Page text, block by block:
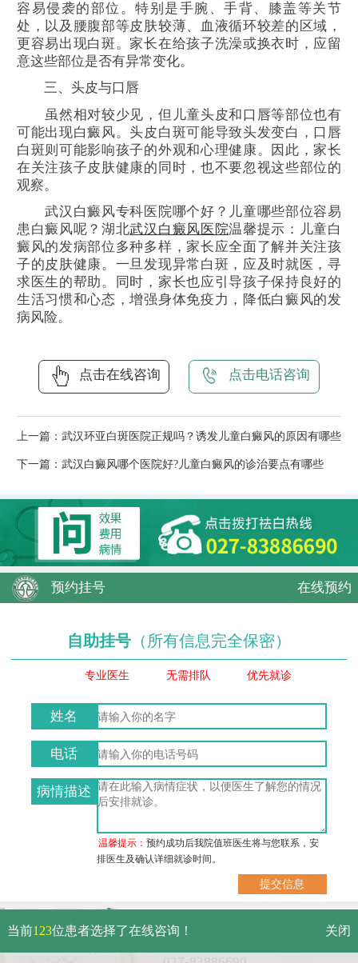
容易侵袭的部位。特别是手腕、手背、膝盖等关节
处，以及腰腹部等皮肤较薄、血液循环较差的区域，
更容易出现白斑。家长在给孩子洗澡或换衣时，应留
意这些部位是否有异常变化。
三、头皮与口唇
虽然相对较少见，但儿童头皮和口唇等部位也有
可能出现白癜风。头皮白斑可能导致头发变白，口唇
白斑则可能影响孩子的外观和心理健康。因此，家长
在关注孩子皮肤健康的同时，也不要忽视这些部位的
观察。
武汉白癜风专科医院哪个好？儿童哪些部位容易
患白癜风呢？湖北武汉白癜风医院温馨提示：儿童白
癜风的发病部位多种多样，家长应全面了解并关注孩
子的皮肤健康。一旦发现异常白斑，应及时就医，寻
求医生的帮助。同时，家长也应引导孩子保持良好的
生活习惯和心态，增强身体免疫力，降低白癜风的发
病风险。
点击在线咨询 点击电话咨询
上一篇： 武汉环亚白斑医院正规吗？诱发儿童白癜风的原因有哪些
下一篇： 武汉白癜风哪个医院好?儿童白癜风的诊治要点有哪些
预约挂号 在线预约
自助挂号 （所有信息完全保密）
专业医生 无需排队 优先就诊
姓名
电话
病情描述
温馨提示：预约成功后我院值班医生将与您联系，安
排医生及确认详细就诊时间。
武汉市硚口区解放大道479号
免费电话：
当前123位患者选择了在线咨询！ 关闭